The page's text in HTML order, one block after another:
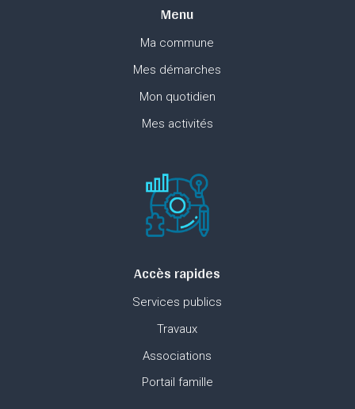
Menu
Ma commune
Mes démarches
Mon quotidien
Mes activités
Accès rapides
Services publics
Travaux
Associations
Portail famille